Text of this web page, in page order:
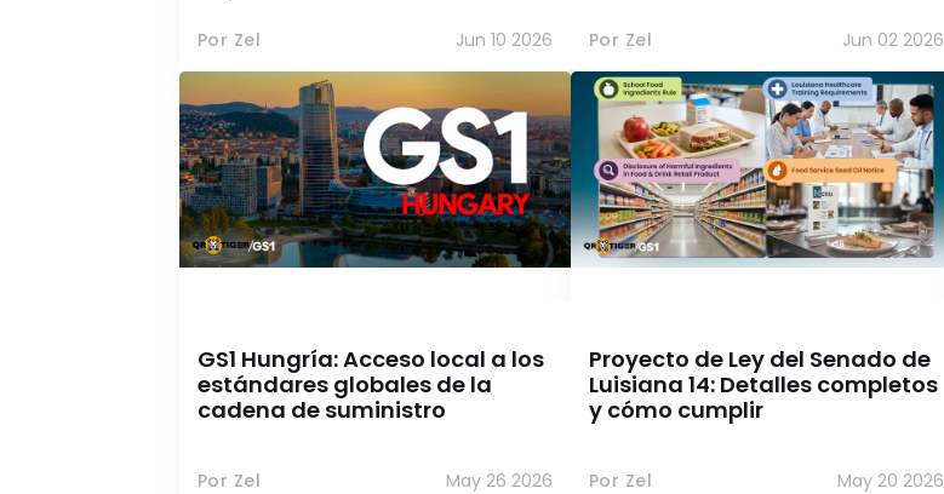
Por Zel Jun 10 2026 Por Zel Jun 02 2026
GS1 Hungría: Acceso local a los
estándares globales de la
cadena de suministro
Por Zel May 26 2026
Proyecto de Ley del Senado de
Luisiana 14: Detalles completos
y cómo cumplir
Por Zel May 20 2026